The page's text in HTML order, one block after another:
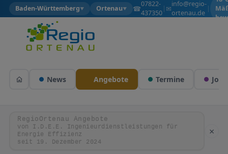
Baden-Württemberg▼ Ortenau▼ ☎07822-
437350
| ✉info@regio-
ortenau.de
|
News Angebote Termine Jobs
RegioOrtenau Angebote
von I.D.E.E. Ingenieurdienstleistungen für
Energie Effizienz
seit 19. Dezember 2024
×